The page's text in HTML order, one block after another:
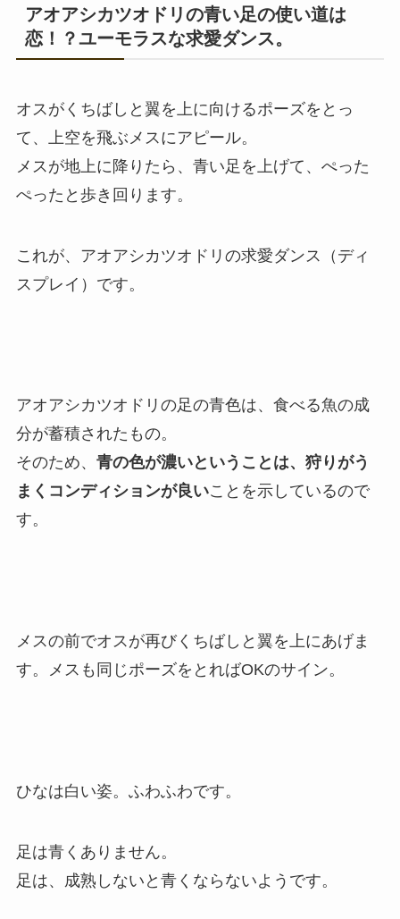
アオアシカツオドリの青い足の使い道は
恋！？ユーモラスな求愛ダンス。
オスがくちばしと翼を上に向けるポーズをとっ
て、上空を飛ぶメスにアピール。
メスが地上に降りたら、青い足を上げて、ぺった
ぺったと歩き回ります。
これが、アオアシカツオドリの求愛ダンス（ディ
スプレイ）です。
アオアシカツオドリの足の青色は、食べる魚の成
分が蓄積されたもの。
そのため、 青の色が濃いということは、狩りがう
まくコンディションが良いことを示しているので
す。
メスの前でオスが再びくちばしと翼を上にあげま
す。メスも同じポーズをとればOKのサイン。
ひなは白い姿。ふわふわです。
足は青くありません。
足は、成熟しないと青くならないようです。